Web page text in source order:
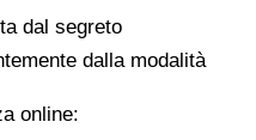
dal segreto
dalla modalità
online: